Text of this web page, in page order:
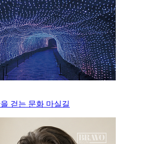
걷는 문화 마실길